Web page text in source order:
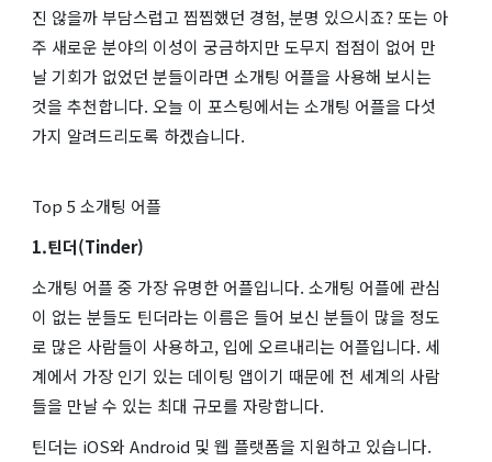
진 않을까 부담스럽고 찝찝했던 경험, 분명 있으시죠? 또는 아
주 새로운 분야의 이성이 궁금하지만 도무지 접점이 없어 만
날 기회가 없었던 분들이라면 소개팅 어플을 사용해 보시는
것을 추천합니다. 오늘 이 포스팅에서는 소개팅 어플을 다섯
가지 알려드리도록 하겠습니다.
Top 5 소개팅 어플
1.틴더(Tinder)
소개팅 어플 중 가장 유명한 어플입니다. 소개팅 어플에 관심
이 없는 분들도 틴더라는 이름은 들어 보신 분들이 많을 정도
로 많은 사람들이 사용하고, 입에 오르내리는 어플입니다. 세
계에서 가장 인기 있는 데이팅 앱이기 때문에 전 세계의 사람
들을 만날 수 있는 최대 규모를 자랑합니다.
틴더는 iOS와 Android 및 웹 플랫폼을 지원하고 있습니다.